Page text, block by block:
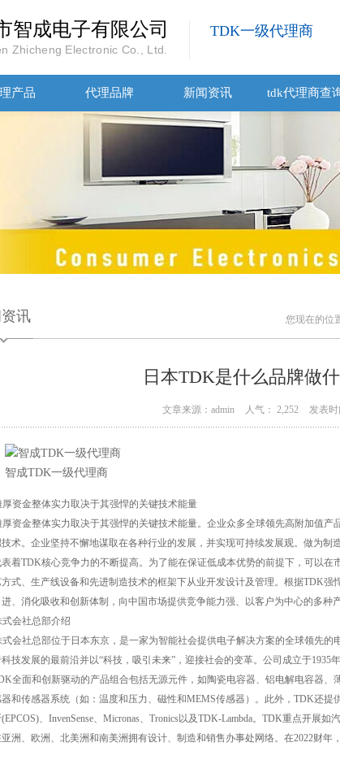
智成电子有限公司
Zhicheng Electronic Co., Ltd.
TDK一级代理商
产品 代理品牌 新闻资讯 tdk代理商查
讯 您现在的位
日本TDK是什么品牌做
文章来源：admin 人气： 2,252 发表时
智成TDK一级代理商
资金整体实力取决于其强悍的关键技术能量
资金整体实力取决于其强悍的关键技术能量。企业众多全球领先高附加值
术。企业坚持不懈地谋取在各种行业的发展，并实现可持续发展观。做为
表着TDK核心竞争力的不断提高。为了能在保证低成本优势的前提下，可以
式、生产线设备和先进制造技术的框架下从业开发设计及管理。根据TDK
、消化吸收和创新体制，向中国市场提供竞争能力强、以客户为中心的多种产
会社总部介绍
会社总部位于日本东京，是一家为智能社会提供电子解决方案的全球领先
技发展的最前沿并以“科技，吸引未来”，迎接社会的变革。公司成立于
全面和创新驱动的产品组合包括无源元件，如陶瓷电容器、铝电解电容器
器和传感器系统（如：温度和压力、磁性和MEMS传感器）。此外，TDK还
、InvenSense、Micronas、Tronics以及TDK-Lambda。TDK重点开展
洲、欧洲、北美洲和南美洲拥有设计、制造和销售办事处网络。在2022财年